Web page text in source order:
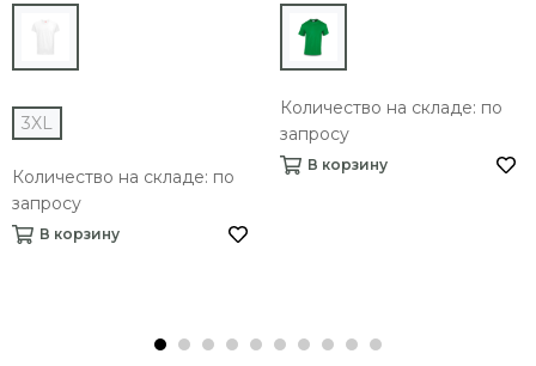
3XL
Количество на складе: по
запросу
В корзину
Количество на складе: по
запросу
В корзину